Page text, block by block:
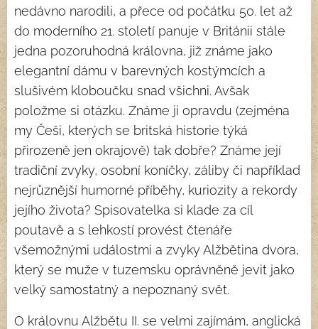
nedávno narodili, a přece od počátku 50. let až
do moderního 21. století panuje v Británii stále
jedna pozoruhodná královna, již známe jako
elegantní dámu v barevných kostýmcích a
slušivém kloboučku snad všichni. Avšak
položme si otázku. Známe ji opravdu (zejména
my Češi, kterých se britská historie týká
přirozeně jen okrajově) tak dobře? Známe její
tradiční zvyky, osobní koníčky, záliby či například
nejrůznější humorné příběhy, kuriozity a rekordy
jejího života? Spisovatelka si klade za cíl
poutavě a s lehkostí provést čtenáře
všemožnými událostmi a zvyky Alžbětina dvora,
který se muže v tuzemsku oprávněně jevit jako
velký samostatný a nepoznaný svět.
O královnu Alžbětu II. se velmi zajímám, anglická